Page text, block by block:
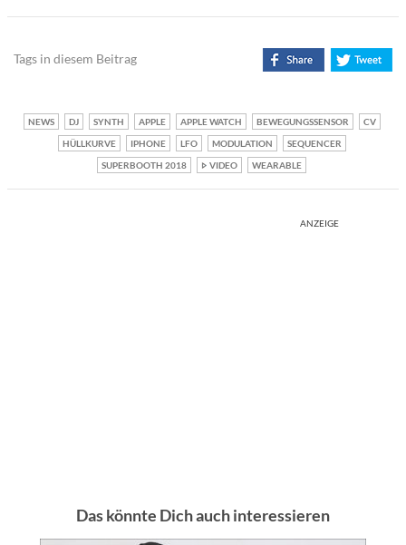
Tags in diesem Beitrag
NEWS DJ SYNTH APPLE APPLE WATCH BEWEGUNGSSENSOR
CV
HÜLLKURVE
IPHONE LFO MODULATION
SEQUENCER
SUPERBOOTH 2018
VIDEO WEARABLE
ANZEIGE
Das könnte Dich auch interessieren